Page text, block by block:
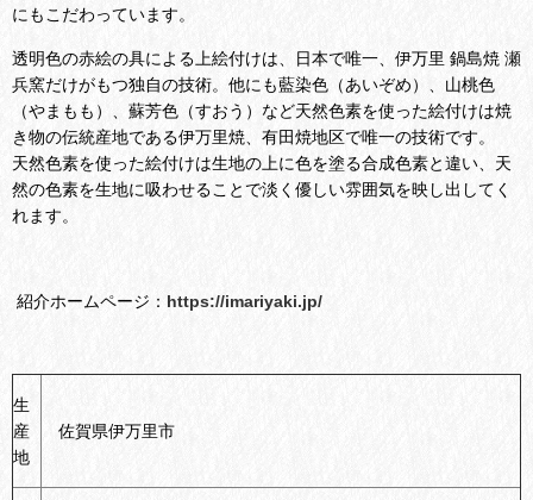
にもこだわっています。
透明色の赤絵の具による上絵付けは、日本で唯一、伊万里 鍋島焼 瀬
兵窯だけがもつ独自の技術。他にも藍染色（あいぞめ）、山桃色
（やまもも）、蘇芳色（すおう）など天然色素を使った絵付けは焼
き物の伝統産地である伊万里焼、有田焼地区で唯一の技術です。
天然色素を使った絵付けは生地の上に色を塗る合成色素と違い、天
然の色素を生地に吸わせることで淡く優しい雰囲気を映し出してく
れます。
紹介ホームページ： https://imariyaki.jp/
生
産
地
佐賀県伊万里市